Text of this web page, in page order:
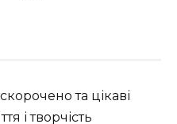
та цікаві
і творчість